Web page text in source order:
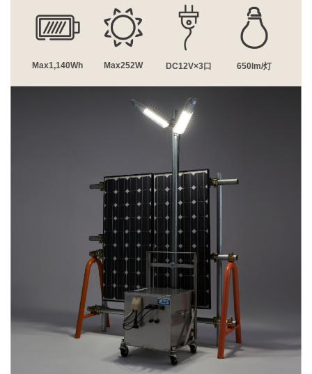
Max1,140Wh Max252W DC12V×3口 650lm/灯